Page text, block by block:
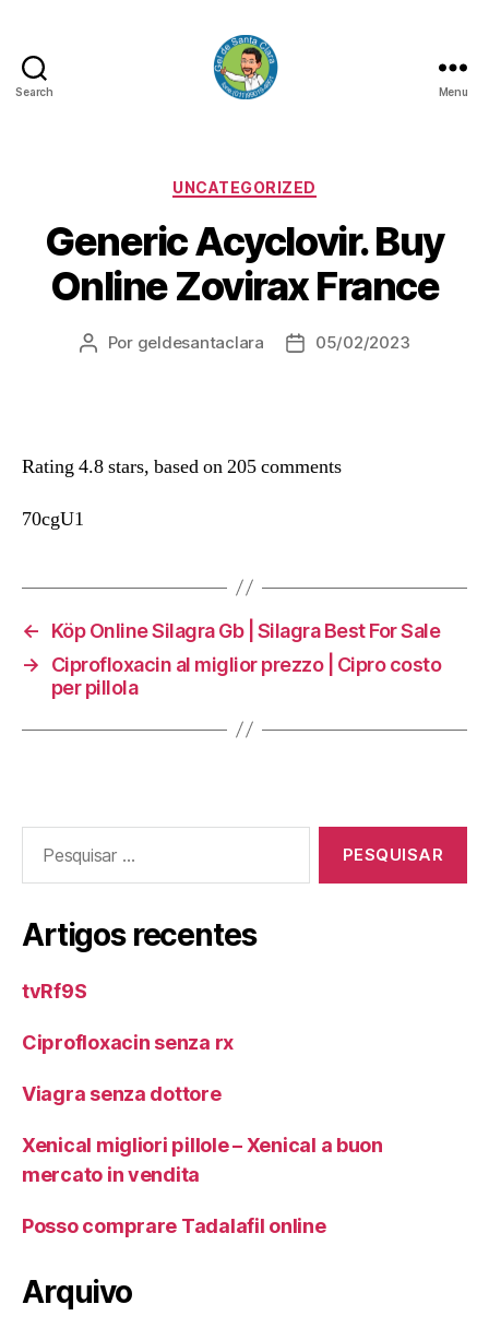
Search
CLARA
Menu
Categorias
UNCATEGORIZED
Generic Acyclovir. Buy
Online Zovirax France
Autor
Por geldesantaclara
Data05/02/2023
Rating4.8stars, based on205comments
70cgU1
←
Köp Online Silagra Gb | Silagra Best For Sale
→
Ciprofloxacin al miglior prezzo | Cipro costo
per pillola
por:
Artigos recentes
tvRf9S
Ciprofloxacin senza rx
Viagra senza dottore
Xenical migliori pillole – Xenical a buon
mercato in vendita
Posso comprare Tadalafil online
Arquivo